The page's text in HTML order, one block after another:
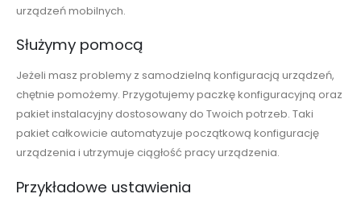
urządzeń mobilnych.
Służymy pomocą
Jeżeli masz problemy z samodzielną konfiguracją urządzeń,
chętnie pomożemy. Przygotujemy paczkę konfiguracyjną oraz
pakiet instalacyjny dostosowany do Twoich potrzeb. Taki
pakiet całkowicie automatyzuje początkową konfigurację
urządzenia i utrzymuje ciągłość pracy urządzenia.
Przykładowe ustawienia